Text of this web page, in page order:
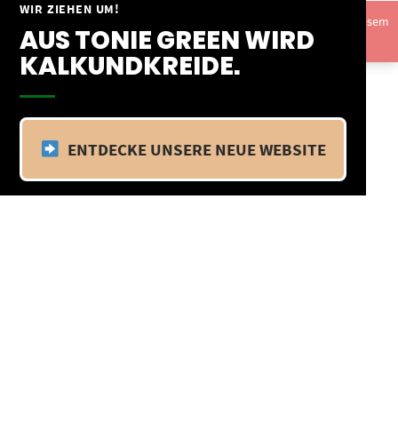
WIR ZIEHEN UM!
AUS TONIE GREEN WIRD
KALKUNDKREIDE.
ENTDECKE UNSERE NEUE WEBSITE
Springe
Inhalt
Vom 09.04.25 - 20.04.25 befinden wir uns im Betriebsurlaub. In diesem
Zeitraum findet kein Versand statt.Ausblenden